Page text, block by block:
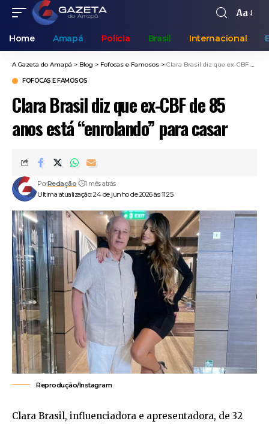
Aa
Home Amapá Polícia Brasil Internacional
A Gazeta do Amapá > Blog > Fofocas e Famosos > Clara Brasil diz que ex-CBF de 85 anos está “enrolando” para casar
FOFOCAS E FAMOSOS
Clara Brasil diz que ex-CBF de 85
anos está “enrolando” para casar
Ultima atualização: 24 de junho de 2026 às 11:25
PorRedação 1 mês atrás
Reprodução/Instagram
Clara Brasil, influenciadora e apresentadora, de 32